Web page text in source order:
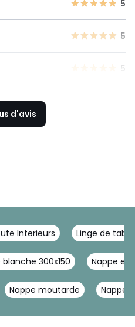
5
5
5
d'avis
Interieurs Linge de
blanche 300x150 Nappe en
Nappe moutarde Nappe